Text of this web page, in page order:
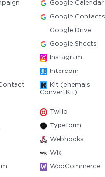
Google Calendar
Google Contacts
Google Drive
Google Sheets
Instagram
Intercom
Kit (ehemals
ConvertKit)
Twilio
Typeform
Webhooks
Wix
WooCommerce